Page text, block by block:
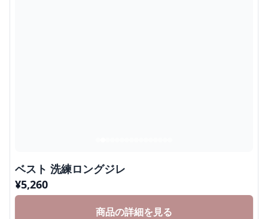
ベスト 洗練ロングジレ
¥5,260
商品の詳細を見る